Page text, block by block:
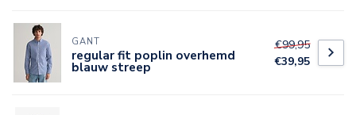
GANT
regular fit poplin overhemd
blauw streep
€99,95
€39,95